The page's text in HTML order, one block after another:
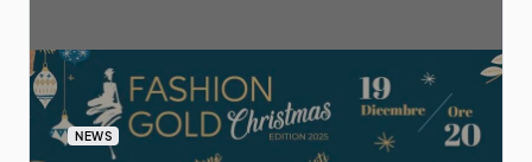
NEWS